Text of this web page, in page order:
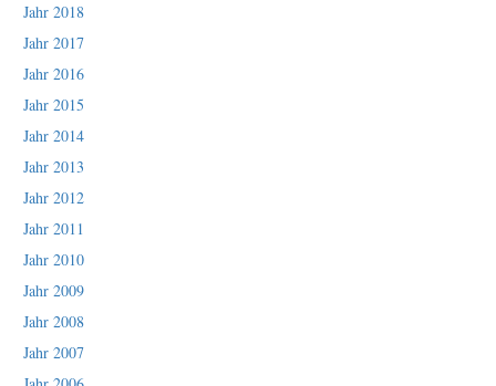
Jahr 2018
Jahr 2017
Jahr 2016
Jahr 2015
Jahr 2014
Jahr 2013
Jahr 2012
Jahr 2011
Jahr 2010
Jahr 2009
Jahr 2008
Jahr 2007